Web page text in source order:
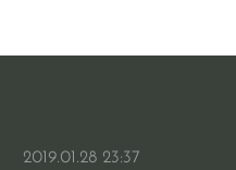
2019.01.28 23:37